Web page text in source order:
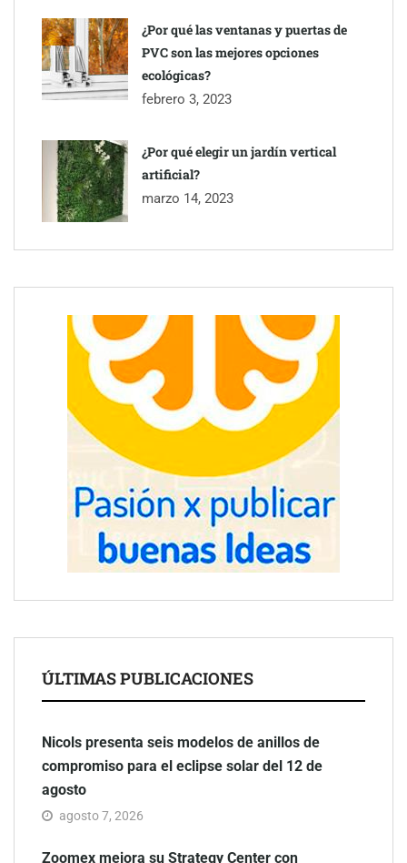
¿Por qué las ventanas y puertas de
PVC son las mejores opciones
ecológicas?
febrero 3, 2023
¿Por qué elegir un jardín vertical
artificial?
marzo 14, 2023
ÚLTIMAS PUBLICACIONES
Nicols presenta seis modelos de anillos de
compromiso para el eclipse solar del 12 de
agosto
agosto 7, 2026
Zoomex mejora su Strategy Center con